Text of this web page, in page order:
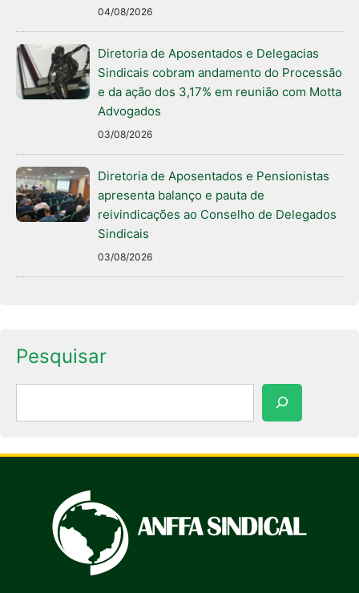
04/08/2026
Diretoria de Aposentados e Delegacias
Sindicais cobram andamento do Processão
e da ação dos 3,17% em reunião com Motta
Advogados
03/08/2026
Diretoria de Aposentados e Pensionistas
apresenta balanço e pauta de
reivindicações ao Conselho de Delegados
Sindicais
03/08/2026
Pesquisar